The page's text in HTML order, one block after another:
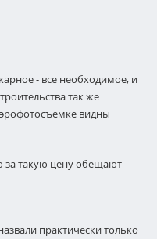
- все необходимое, и
так же
видны
за такую цену обещают
практически только